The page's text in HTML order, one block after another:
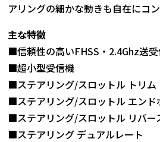
アリングの細かな動きも自在にコ
主な特徴
■信頼性の高いFHSS・2.4Ghz送
■超小型受信機
■ステアリング/スロットル トリム
■ステアリング/スロットル エンド
■ステアリング/スロットル リバー
■ステアリング デュアルレート